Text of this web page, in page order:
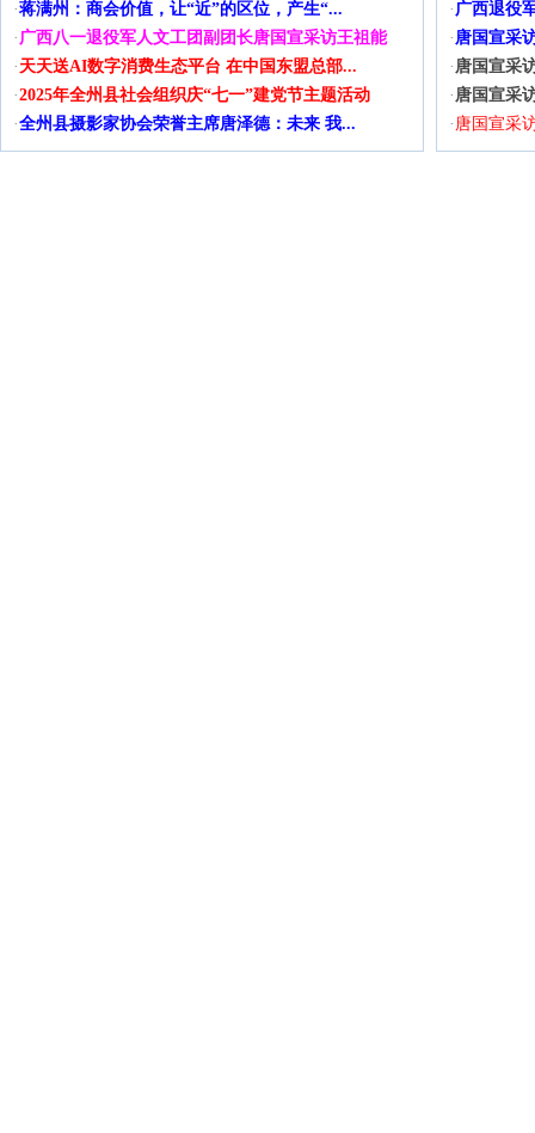
·蒋满州：商会价值，让“近”的区位，产生“...
· 广西八一退役军人文工团副团长唐国宣采访王祖能
· 天天送AI数字消费生态平台 在中国东盟总部...
·2025年全州县社会组织庆“七一”建党节主题活动
·全州县摄影家协会荣誉主席唐泽德：未来 我...
· 广西退役
· 唐国宣采
· 唐国宣采
· 唐国宣采
· 唐国宣采